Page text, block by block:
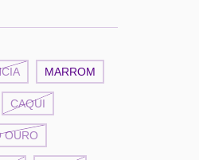
MARROM
CAQUI
OURO